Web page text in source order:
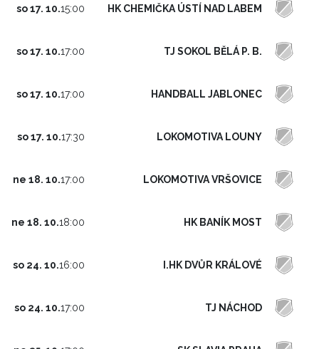
so 17. 10.15:00 HK CHEMIČKA ÚSTÍ NAD LABEM
so 17. 10.17:00 TJ SOKOL BĚLÁ P. B.
so 17. 10.17:00 HANDBALL JABLONEC
so 17. 10.17:30 LOKOMOTIVA LOUNY
ne 18. 10.17:00 LOKOMOTIVA VRŠOVICE
ne 18. 10.18:00 HK BANÍK MOST
so 24. 10.16:00 I.HK DVŮR KRÁLOVÉ
so 24. 10.17:00 TJ NÁCHOD